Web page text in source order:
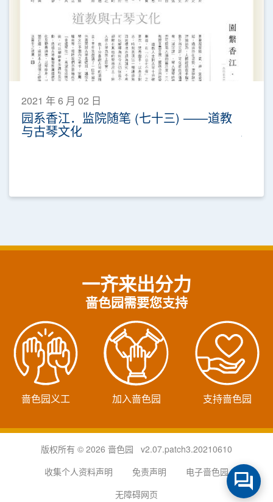
2021 年 6 月 02 日
园系香江．监院随笔 (七十三) ——道教
与古琴文化
一齐来出分力
啬色园需要您支持
啬色园义工 加入啬色园 支持啬色园
版权所有 © 2026 啬色园 v2.07.patch3.20210610
收集个人资料声明
免责声明
电子啬色园
无障碍网页